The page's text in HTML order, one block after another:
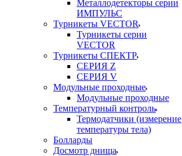
Металлодетекторы серии
ИМПУЛЬС
Турникеты VECTOR
Турникеты серии
VECTOR
Турникеты СПЕКТР
СЕРИЯ Z
СЕРИЯ V
Модульные проходные
Модульные проходные
Температурный контроль
Термодатчики (измерение
температуры тела)
Болларды
Досмотр днища